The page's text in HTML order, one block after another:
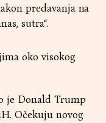
predavanja na
sutra“.
oko visokog
je Donald Trump
Očekuju novog